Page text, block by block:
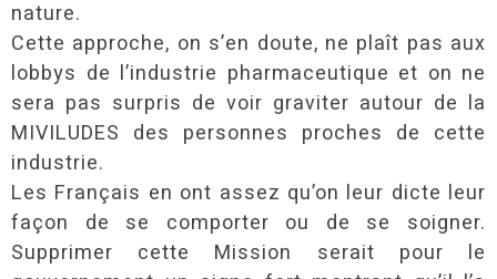
nature.
Cette approche, on s’en doute, ne plaît pas aux
lobbys de l’industrie pharmaceutique et on ne
sera pas surpris de voir graviter autour de la
MIVILUDES des personnes proches de cette
industrie.
Les Français en ont assez qu’on leur dicte leur
façon de se comporter ou de se soigner.
Supprimer cette Mission serait pour le